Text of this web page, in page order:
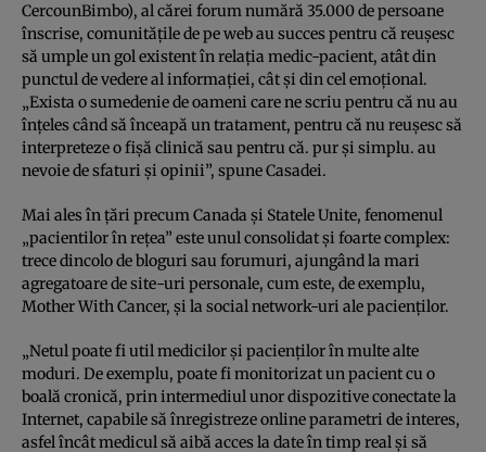
CercounBimbo), al cărei forum numără 35.000 de persoane
înscrise, comunităţile de pe web au succes pentru că reuşesc
să umple un gol existent în relaţia medic-pacient, atât din
punctul de vedere al informaţiei, cât şi din cel emoţional.
„Exista o sumedenie de oameni care ne scriu pentru că nu au
înţeles când să înceapă un tratament, pentru că nu reuşesc să
interpreteze o fişă clinică sau pentru că. pur şi simplu. au
nevoie de sfaturi şi opinii”, spune Casadei.
Mai ales în ţări precum Canada şi Statele Unite, fenomenul
„pacientilor în reţea” este unul consolidat şi foarte complex:
trece dincolo de bloguri sau forumuri, ajungând la mari
agregatoare de site-uri personale, cum este, de exemplu,
Mother With Cancer, şi la social network-uri ale pacienţilor.
„Netul poate fi util medicilor şi pacienţilor în multe alte
moduri. De exemplu, poate fi monitorizat un pacient cu o
boală cronică, prin intermediul unor dispozitive conectate la
Internet, capabile să înregistreze online parametri de interes,
asfel încât medicul să aibă acces la date în timp real şi să